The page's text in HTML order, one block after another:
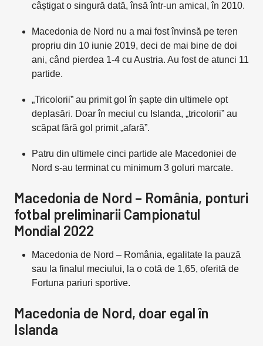
câștigat o singură dată, însă într-un amical, în 2010.
Macedonia de Nord nu a mai fost învinsă pe teren
propriu din 10 iunie 2019, deci de mai bine de doi
ani, când pierdea 1-4 cu Austria. Au fost de atunci 11
partide.
„Tricolorii” au primit gol în șapte din ultimele opt
deplasări. Doar în meciul cu Islanda, „tricolorii” au
scăpat fără gol primit „afară”.
Patru din ultimele cinci partide ale Macedoniei de
Nord s-au terminat cu minimum 3 goluri marcate.
Macedonia de Nord – România, ponturi
fotbal preliminarii Campionatul
Mondial 2022
Macedonia de Nord – România, egalitate la pauză
sau la finalul meciului, la o cotă de 1,65, oferită de
Fortuna pariuri sportive.
Macedonia de Nord, doar egal în
Islanda